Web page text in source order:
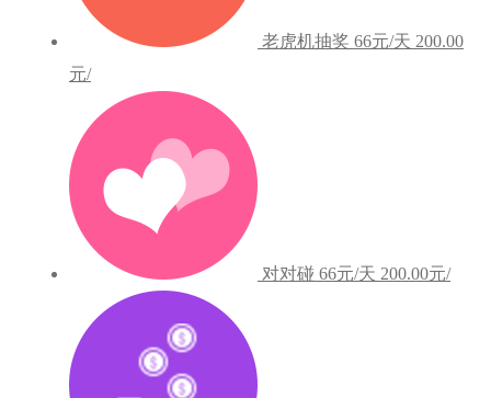
老虎机抽奖 66元/天 200.00
元/
对对碰 66元/天 200.00元/